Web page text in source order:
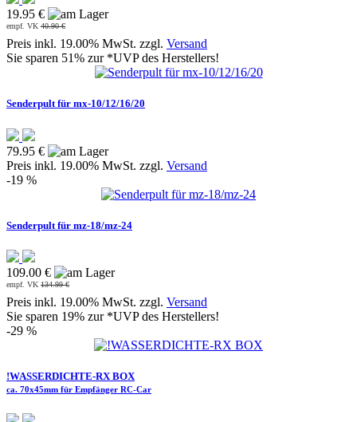
19.95 €
empf. VK 40.90 €
Preis inkl. 19.00% MwSt. zzgl. Versand
Sie sparen 51% zur *UVP des Herstellers!
Senderpult für mx-10/12/16/20
79.95 €
Preis inkl. 19.00% MwSt. zzgl. Versand
-19 %
Senderpult für mz-18/mz-24
109.00 €
empf. VK 134.99 €
Preis inkl. 19.00% MwSt. zzgl. Versand
Sie sparen 19% zur *UVP des Herstellers!
-29 %
!WASSERDICHTE-RX BOX
ca. 70x45mm für Empfänger RC-Car